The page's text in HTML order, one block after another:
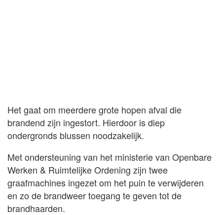
Het gaat om meerdere grote hopen afval die
brandend zijn ingestort. Hierdoor is diep
ondergronds blussen noodzakelijk.
Met ondersteuning van het ministerie van Openbare
Werken & Ruimtelijke Ordening zijn twee
graafmachines ingezet om het puin te verwijderen
en zo de brandweer toegang te geven tot de
brandhaarden.